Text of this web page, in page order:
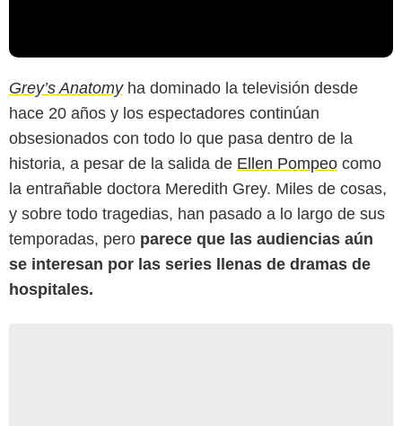
Grey’s Anatomyha dominado la televisión desde
hace 20 años y los espectadores continúan
obsesionados con todo lo que pasa dentro de la
historia, a pesar de la salida de Ellen Pompeo como
la entrañable doctora Meredith Grey. Miles de cosas,
y sobre todo tragedias, han pasado a lo largo de sus
temporadas, pero parece que las audiencias aún
se interesan por las series llenas de dramas de
hospitales.